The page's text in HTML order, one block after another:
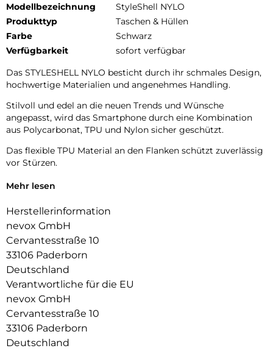
Modellbezeichnung
StyleShell NYLO
Produkttyp
Taschen & Hüllen
Farbe
Schwarz
Verfügbarkeit
sofort verfügbar
Das STYLESHELL NYLO besticht durch ihr schmales Design,
hochwertige Materialien und angenehmes Handling.
Stilvoll und edel an die neuen Trends und Wünsche
angepasst, wird das Smartphone durch eine Kombination
aus Polycarbonat, TPU und Nylon sicher geschützt.
Das flexible TPU Material an den Flanken schützt zuverlässig
vor Stürzen.
Das Display ist durch die seitlichen Flanken geschützt.
geschützt.
Die Anschlüsse, Knöpfe und Kamera bleiben voll zugänglich.
Hochwertiges schmutzabweisendes Material und langlebige
Zusammensetzung der Materialien.
Mehr lesen
Herstellerinformation
nevox GmbH
Cervantesstraße 10
33106 Paderborn
Deutschland
Verantwortliche für die EU
nevox GmbH
Cervantesstraße 10
33106 Paderborn
Deutschland